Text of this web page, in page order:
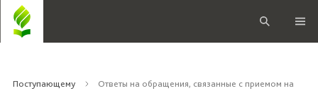
Поступающему
Ответы на обращения, связанные с приемом на